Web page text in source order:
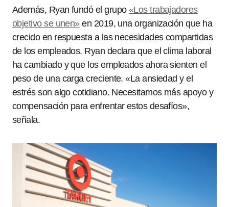
Además, Ryan fundó el grupo «Los trabajadores
objetivo se unen»en 2019, una organización que ha
crecido en respuesta a las necesidades compartidas
de los empleados. Ryan declara que el clima laboral
ha cambiado y que los empleados ahora sienten el
peso de una carga creciente. «La ansiedad y el
estrés son algo cotidiano. Necesitamos más apoyo y
compensación para enfrentar estos desafíos»,
señala.